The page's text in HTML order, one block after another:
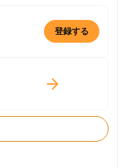
登録する